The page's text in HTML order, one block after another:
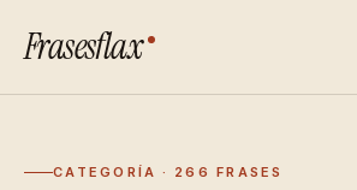
Frasesflax
CATEGORÍA · 266 FRASES